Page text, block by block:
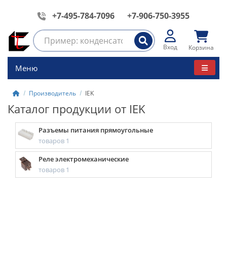
+7-495-784-7096 +7-906-750-3955
Вход Корзина
Меню
Производитель IEK
Каталог продукции от IEK
Разъемы питания прямоугольные
товаров 1
Реле электромеханические
товаров 1